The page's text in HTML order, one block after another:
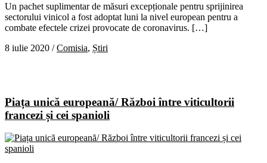
Un pachet suplimentar de măsuri excepționale pentru sprijinirea
sectorului vinicol a fost adoptat luni la nivel european pentru a
combate efectele crizei provocate de coronavirus. […]
8 iulie 2020 /Comisia, Știri
Piața unică europeană/ Război între viticultorii
francezi și cei spanioli